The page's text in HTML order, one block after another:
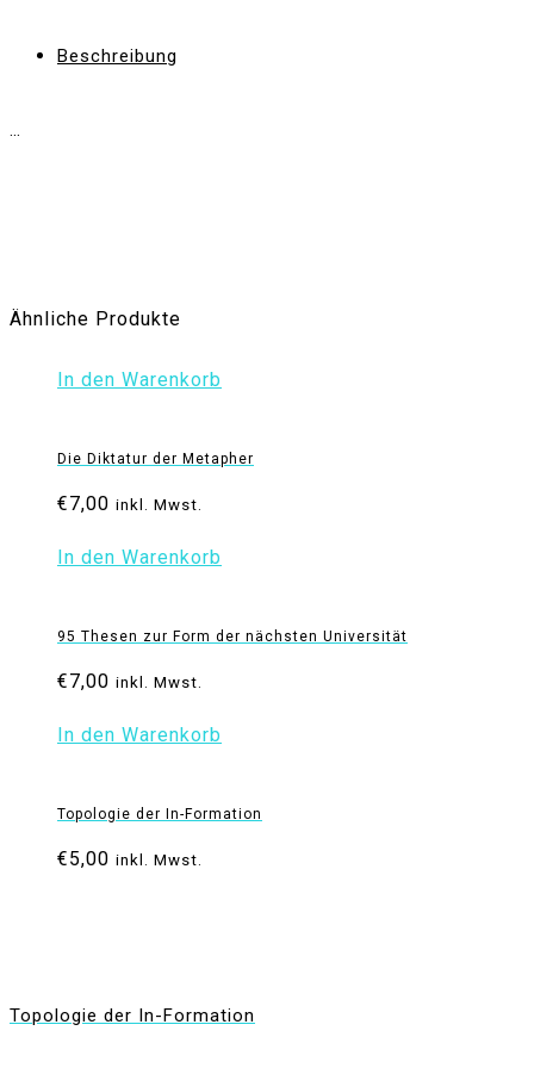
Beschreibung
…
Ähnliche Produkte
In den Warenkorb
Die Diktatur der Metapher
€7,00 inkl. Mwst.
In den Warenkorb
95 Thesen zur Form der nächsten Universität
€7,00 inkl. Mwst.
In den Warenkorb
Topologie der In-Formation
€5,00 inkl. Mwst.
Topologie der In-Formation